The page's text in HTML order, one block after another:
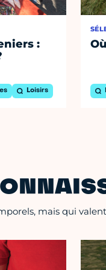
:
Loisirs
mais qui